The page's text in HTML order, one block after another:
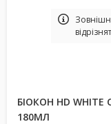
БІОКОН HD WHITE
180МЛ